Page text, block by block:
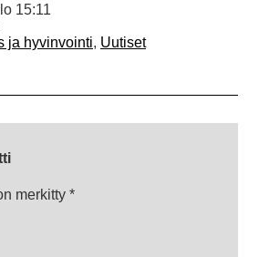
15:11
ja hyvinvointi, Uutiset
merkitty *